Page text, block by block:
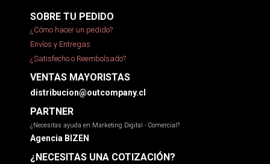
SOBRE TU PEDIDO
¿Cómo hacer un pedido?
Envíos y Entregas
¿Satisfecho o Reembolsado?
VENTAS MAYORISTAS
distribucion@outcompany.cl
PARTNER
¿Necesitas ayuda en Marketing Digital - Comercial?
Agencia BIZEN
¿NECESITAS UNA COTIZACIÓN?